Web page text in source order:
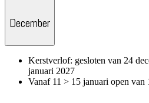
December
Kerstverlof: gesloten van 24
januari 2027
Vanaf 11 > 15 januari open van